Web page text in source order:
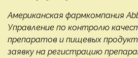
Американская фармкомпания
Управление по контролю
препаратов и пищевых
заявку на регистрацию